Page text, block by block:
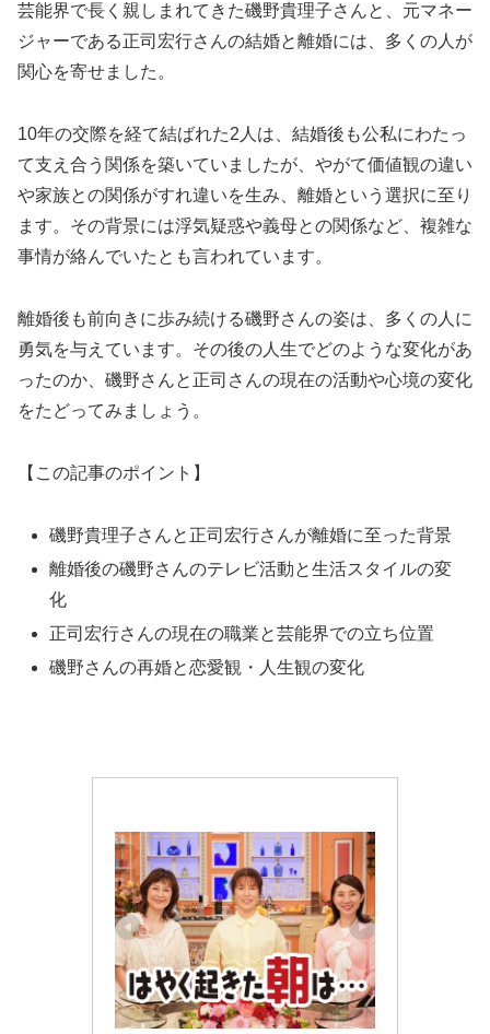
芸能界で長く親しまれてきた磯野貴理子さんと、元マネー
ジャーである正司宏行さんの結婚と離婚には、多くの人が
関心を寄せました。
10年の交際を経て結ばれた2人は、結婚後も公私にわたっ
て支え合う関係を築いていましたが、やがて価値観の違い
や家族との関係がすれ違いを生み、離婚という選択に至り
ます。その背景には浮気疑惑や義母との関係など、複雑な
事情が絡んでいたとも言われています。
離婚後も前向きに歩み続ける磯野さんの姿は、多くの人に
勇気を与えています。その後の人生でどのような変化があ
ったのか、磯野さんと正司さんの現在の活動や心境の変化
をたどってみましょう。
【この記事のポイント】
磯野貴理子さんと正司宏行さんが離婚に至った背景
離婚後の磯野さんのテレビ活動と生活スタイルの変
化
正司宏行さんの現在の職業と芸能界での立ち位置
磯野さんの再婚と恋愛観・人生観の変化